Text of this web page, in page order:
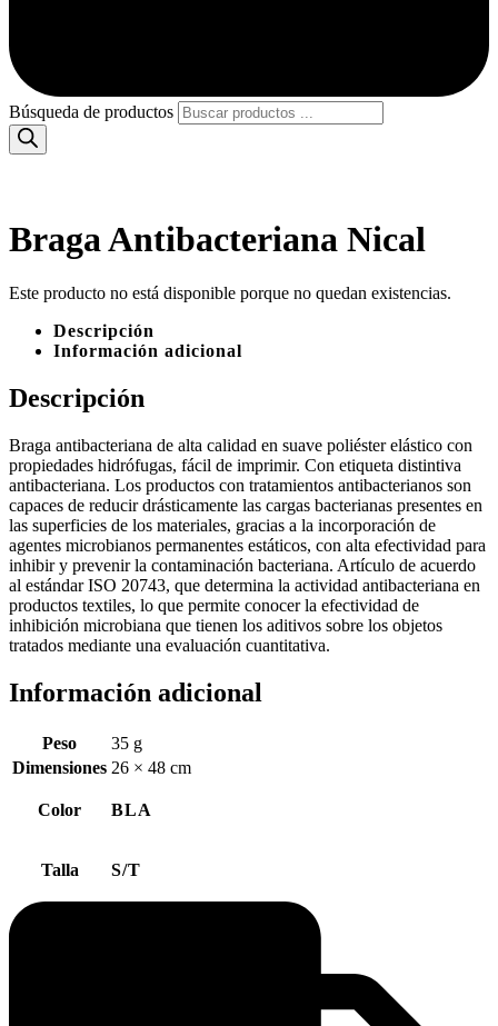
Búsqueda de productos
Braga Antibacteriana Nical
Este producto no está disponible porque no quedan existencias.
Descripción
Información adicional
Descripción
Braga antibacteriana de alta calidad en suave poliéster elástico con
propiedades hidrófugas, fácil de imprimir. Con etiqueta distintiva
antibacteriana. Los productos con tratamientos antibacterianos son
capaces de reducir drásticamente las cargas bacterianas presentes en
las superficies de los materiales, gracias a la incorporación de
agentes microbianos permanentes estáticos, con alta efectividad para
inhibir y prevenir la contaminación bacteriana. Artículo de acuerdo
al estándar ISO 20743, que determina la actividad antibacteriana en
productos textiles, lo que permite conocer la efectividad de
inhibición microbiana que tienen los aditivos sobre los objetos
tratados mediante una evaluación cuantitativa.
Información adicional
Peso
35 g
Dimensiones 26 × 48 cm
Color BLA
Talla S/T